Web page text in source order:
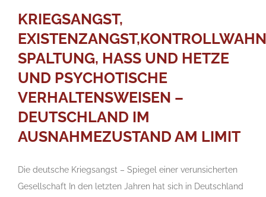
KRIEGSANGST,
SPALTUNG, HASS UND HETZE
UND PSYCHOTISCHE
VERHALTENSWEISEN –
DEUTSCHLAND IM
AUSNAHMEZUSTAND AM LIMIT
Die deutsche Kriegsangst – Spiegel einer verunsicherten
Gesellschaft In den letzten Jahren hat sich in Deutschland